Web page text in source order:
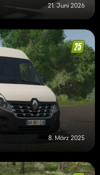
21. Juni 2026
8. März 2025